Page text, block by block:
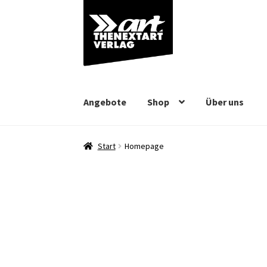
Zur
Navigation
springen
Zum
Inhalt
springen
Angebote Shop Über uns
Start Homepage